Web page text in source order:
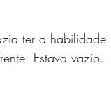
ter a habilidade
Estava vazio.